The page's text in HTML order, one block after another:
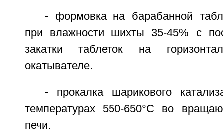
- формовка на барабанной
при влажности шихты 35-45% с
закатки таблеток на
окатывателе.
- прокалка шарикового
температурах 550-650°C во
печи.